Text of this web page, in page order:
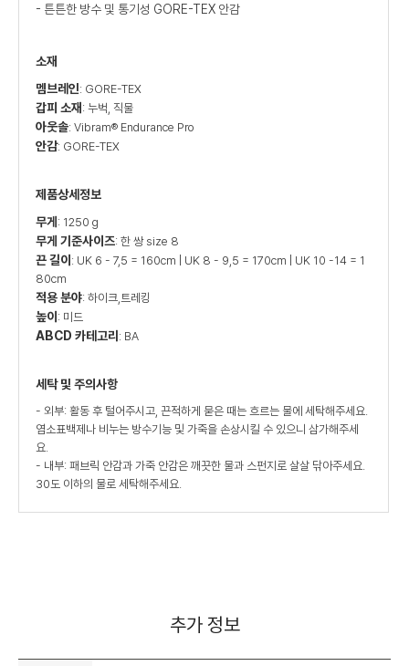
- 튼튼한 방수 및 통기성 GORE-TEX 안감
소재
멤브레인: GORE-TEX
갑피 소재 : 누벅, 직물
아웃솔: Vibram® Endurance Pro
안감: GORE-TEX
제품상세정보
무게 : 1250 g
무게 기준사이즈: 한 쌍 size 8
끈 길이 : UK 6 - 7,5 = 160cm | UK 8 - 9,5 = 170cm | UK 10 -14 = 1
80cm
적용 분야: 하이크,트레킹
높이 : 미드
ABCD 카테고리 : BA
세탁 및 주의사항
- 외부: 활동 후 털어주시고, 끈적하게 묻은 때는 흐르는 물에 세탁해주세요.
염소표백제나 비누는 방수기능 및 가죽을 손상시킬 수 있으니 삼가해주세
요.
- 내부: 패브릭 안감과 가죽 안감은 깨끗한 물과 스펀지로 살살 닦아주세요.
30도 이하의 물로 세탁해주세요.
추가 정보